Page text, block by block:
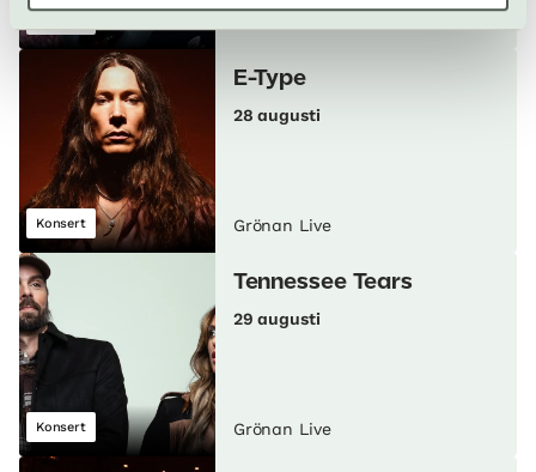
Konsert
E-Type
28 augusti
Grönan Live
Konsert
Tennessee Tears
29 augusti
Grönan Live